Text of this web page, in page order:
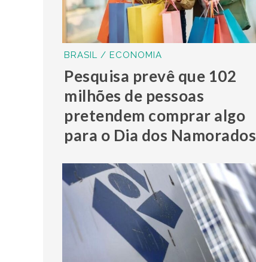
BRASIL / ECONOMIA
Pesquisa prevê que 102
milhões de pessoas
pretendem comprar algo
para o Dia dos Namorados